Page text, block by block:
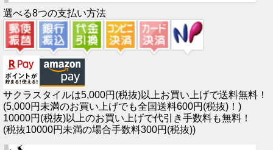
選べる8つの支払い方法
サクラスタイルは5,000円(税抜)以上お買い上げで送料無料！
(5,000円未満のお買い上げでも全国送料600円(税抜)！)
10000円(税抜)以上のお買い上げで代引き手数料も無料！
(税抜10000円未満の場合手数料300円(税抜))